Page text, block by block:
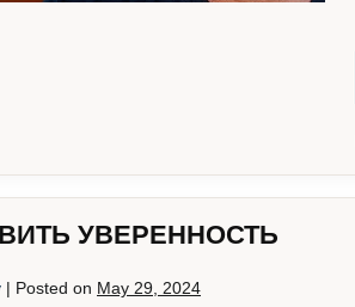
УВЕРЕННОСТЬ
| Posted on May 29, 2024